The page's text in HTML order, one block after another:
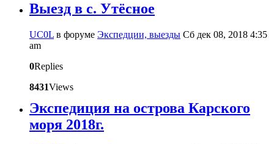
Выезд в с. Утёсное
UC0L в форуме Экспедции, выезды Сб дек 08, 2018 4:35
am
0Replies
8431Views
Экспедиция на острова Карского
моря 2018г.